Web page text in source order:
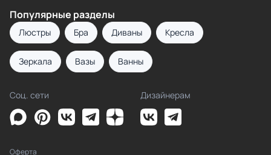
Популярные разделы
Люстры Бра Диваны Кресла
Зеркала Вазы Ванны
Соц. сети Дизайнерам
Оферта